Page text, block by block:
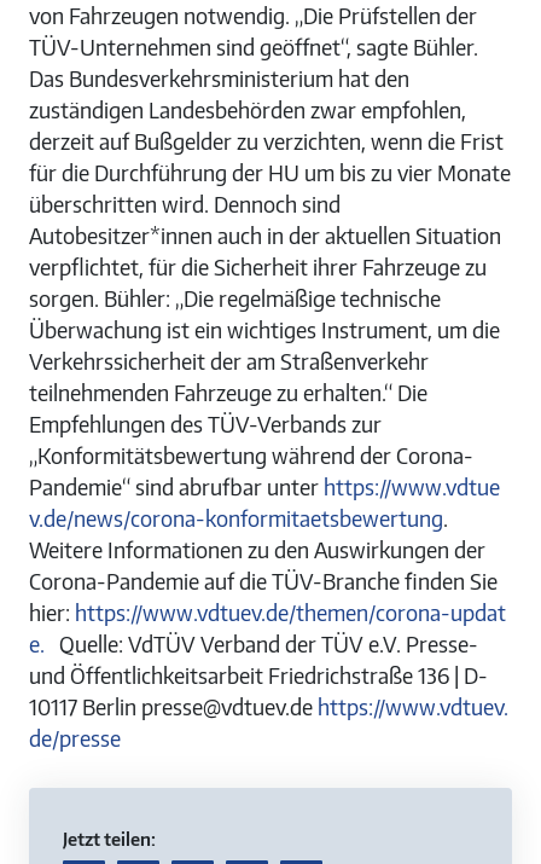
von Fahrzeugen notwendig. „Die Prüfstellen der
TÜV-Unternehmen sind geöffnet“, sagte Bühler.
Das Bundesverkehrsministerium hat den
zuständigen Landesbehörden zwar empfohlen,
derzeit auf Bußgelder zu verzichten, wenn die Frist
für die Durchführung der HU um bis zu vier Monate
überschritten wird. Dennoch sind
Autobesitzer*innen auch in der aktuellen Situation
verpflichtet, für die Sicherheit ihrer Fahrzeuge zu
sorgen. Bühler: „Die regelmäßige technische
Überwachung ist ein wichtiges Instrument, um die
Verkehrssicherheit der am Straßenverkehr
teilnehmenden Fahrzeuge zu erhalten.“ Die
Empfehlungen des TÜV-Verbands zur
„Konformitätsbewertung während der Corona-
Pandemie“ sind abrufbar unter https://www.vdtue
v.de/news/corona-konformitaetsbewertung.
Weitere Informationen zu den Auswirkungen der
Corona-Pandemie auf die TÜV-Branche finden Sie
hier: https://www.vdtuev.de/themen/corona-updat
e. Quelle: VdTÜV Verband der TÜV e.V. Presse-
und Öffentlichkeitsarbeit Friedrichstraße 136 | D-
10117 Berlin presse@vdtuev.de https://www.vdtuev.
de/presse
Jetzt teilen: